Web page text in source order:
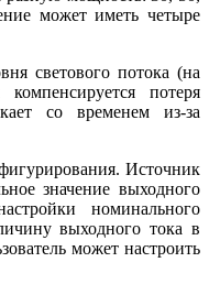
может иметь четыре
светового потока (на
потеря
со временем из-за
Источник
значение выходного
номинального
выходного то­ка в
может настроить